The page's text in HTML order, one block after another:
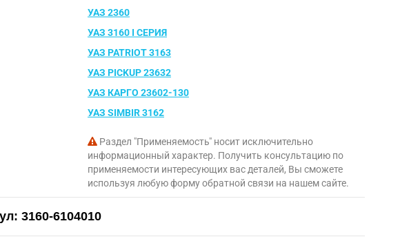
УАЗ 2360
УАЗ 3160 I СЕРИЯ
УАЗ PATRIOT 3163
УАЗ PICKUP 23632
УАЗ КАРГО 23602-130
УАЗ SIMBIR 3162
Раздел "Применяемость" носит исключительно
информационный характер. Получить консультацию по
применяемости интересующих вас деталей, Вы сможете
используя любую форму обратной связи на нашем сайте.
3160-6104010